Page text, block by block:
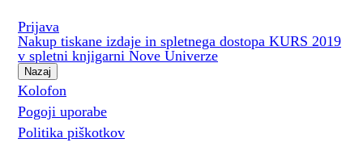
Prijava
Nakup tiskane izdaje in spletnega dostopa KURS 2019
v spletni knjigarni Nove Univerze
Nazaj
Kolofon
Pogoji uporabe
Politika piškotkov